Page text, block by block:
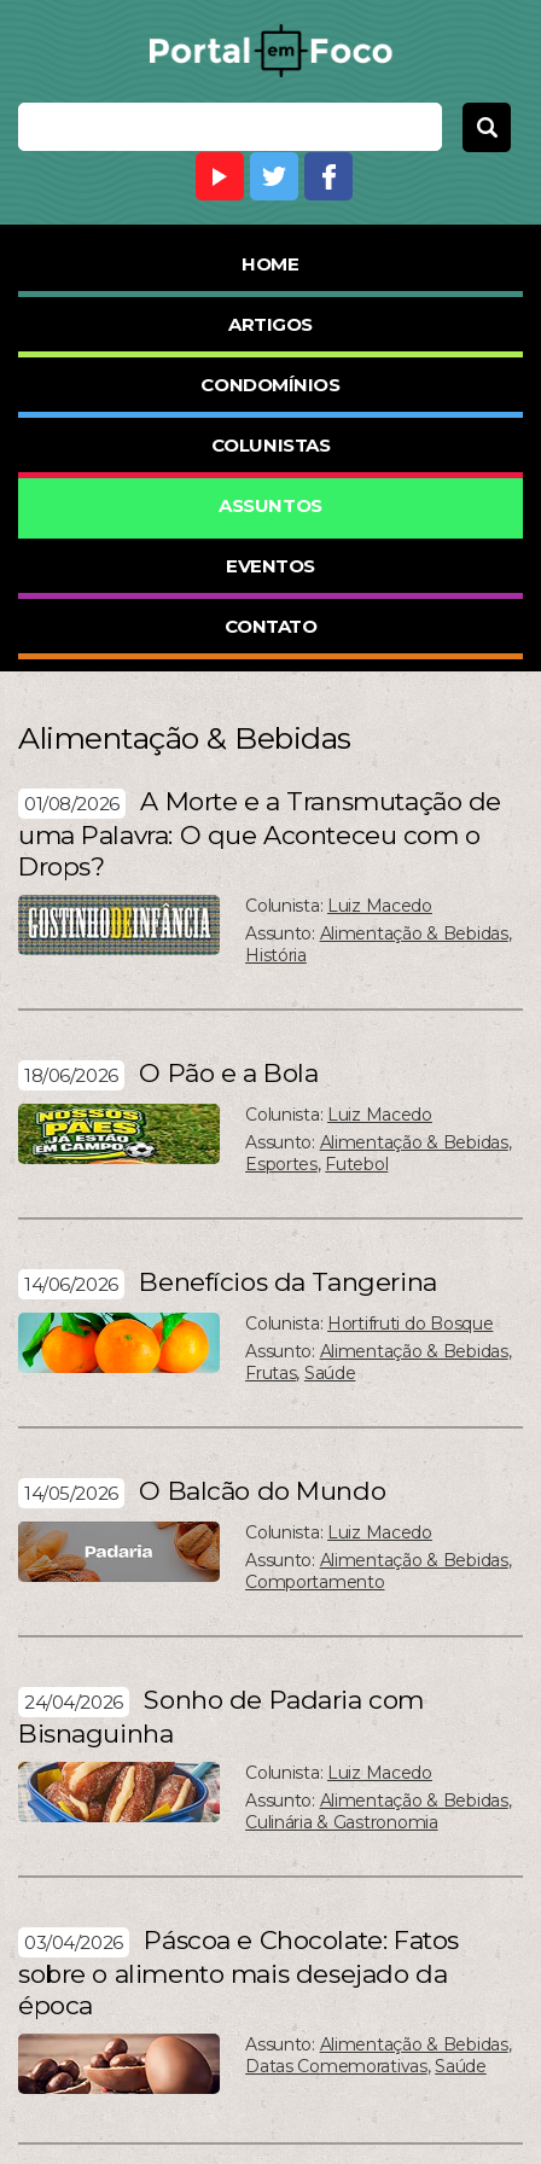
HOME
ARTIGOS
CONDOMÍNIOS
COLUNISTAS
ASSUNTOS
EVENTOS
CONTATO
Alimentação & Bebidas
01/08/2026
A Morte e a Transmutação de
uma Palavra: O que Aconteceu com o
Drops?
Colunista: Luiz Macedo
Assunto: Alimentação & Bebidas,
História
18/06/2026 O Pão e a Bola
Colunista: Luiz Macedo
Assunto: Alimentação & Bebidas,
Esportes, Futebol
14/06/2026 Benefícios da Tangerina
Colunista: Hortifruti do Bosque
Assunto: Alimentação & Bebidas,
Frutas, Saúde
14/05/2026 O Balcão do Mundo
Colunista: Luiz Macedo
Assunto: Alimentação & Bebidas,
Comportamento
24/04/2026
Sonho de Padaria com
Bisnaguinha
Colunista: Luiz Macedo
Assunto: Alimentação & Bebidas,
Culinária & Gastronomia
03/04/2026
Páscoa e Chocolate: Fatos
sobre o alimento mais desejado da
época
Assunto: Alimentação & Bebidas,
Datas Comemorativas,Saúde